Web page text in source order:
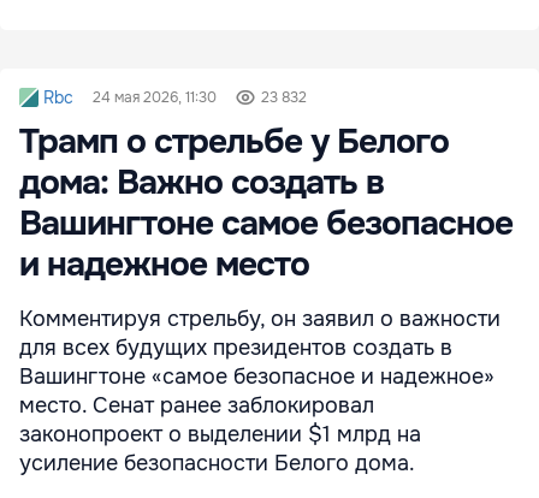
Rbc 24 мая 2026, 11:30 23 832
Трамп о стрельбе у Белого
дома: Важно создать в
Вашингтоне самое безопасное
и надежное место
Комментируя стрельбу, он заявил о важности
для всех будущих президентов создать в
Вашингтоне «самое безопасное и надежное»
место. Сенат ранее заблокировал
законопроект о выделении $1 млрд на
усиление безопасности Белого дома.